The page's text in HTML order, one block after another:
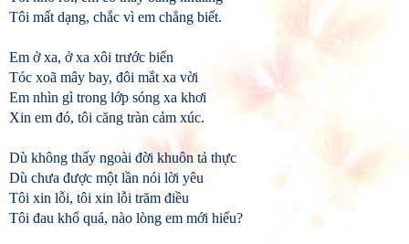
Tôi mất dạng, chắc vì em chẳng biết.
Em ở xa, ở xa xôi trước biển
Tóc xoã mây bay, đôi mắt xa vời
Em nhìn gì trong lớp sóng xa khơi
Xin em đó, tôi căng tràn cảm xúc.
Dù không thấy ngoài đời khuôn tả thực
Dù chưa được một lần nói lời yêu
Tôi xin lỗi, tôi xin lỗi trăm điều
Tôi đau khổ quá, nào lòng em mới hiểu?